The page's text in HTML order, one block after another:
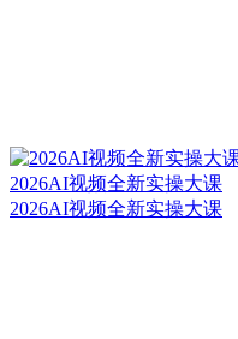
2026AI视频全新实操大课
2026AI视频全新实操大课